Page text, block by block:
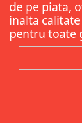
de pe piata,
inalta
pentru toate